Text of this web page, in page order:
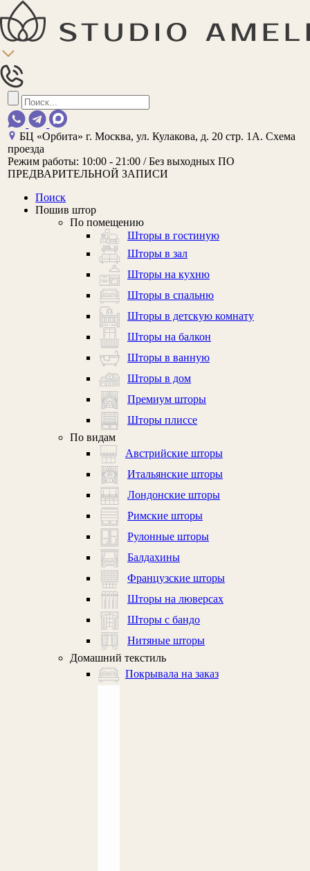
БЦ «Орбита»г. Москва, ул. Кулакова, д. 20 стр. 1А. Схема
проезда
Режим работы: 10:00 - 21:00 / Без выходных ПО
ПРЕДВАРИТЕЛЬНОЙ ЗАПИСИ
Поиск
Пошив штор
По помещению
Шторы в гостиную
Шторы в зал
Шторы на кухню
Шторы в спальню
Шторы в детскую комнату
Шторы на балкон
Шторы в ванную
Шторы в дом
Премиум шторы
Шторы плиссе
По видам
Австрийские шторы
Итальянские шторы
Лондонские шторы
Римские шторы
Рулонные шторы
Балдахины
Французские шторы
Шторы на люверсах
Шторы с бандо
Нитяные шторы
Домашний текстиль
Покрывала на заказ